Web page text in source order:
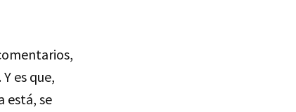
es que,
está, se